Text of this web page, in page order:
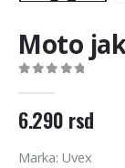
Moto
6.290 rsd
Marka: Uvex